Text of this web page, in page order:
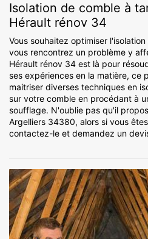
Isolation de comble à
Hérault rénov 34
Vous souhaitez optimiser
vous rencontrez un problème y
Hérault rénov 34 est là pour
ses expériences en la matière, ce
maitriser diverses techniques en
sur votre comble en procédant à
soufflage. N'oublie pas qu'il
Argelliers 34380, alors si vous
contactez-le et demandez un